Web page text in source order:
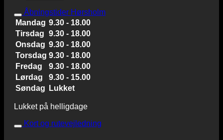
Åbningstider Hørsholm
Mandag 9.30 - 18.00
Tirsdag 9.30 - 18.00
Onsdag 9.30 - 18.00
Torsdag 9.30 - 18.00
Fredag
9.30 - 18.00
Lørdag
9.30 - 15.00
Søndag
Lukket
Lukket på helligdage
Kort og rutevejledning